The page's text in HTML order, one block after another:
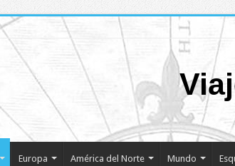
Europa América del Norte Mundo